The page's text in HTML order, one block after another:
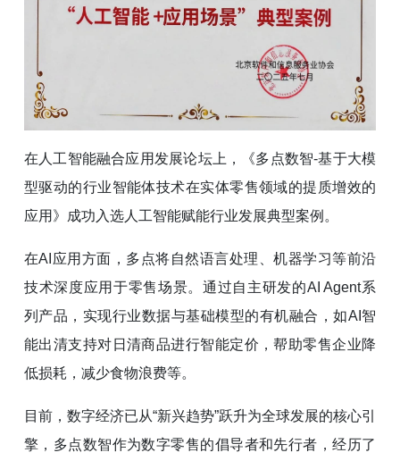
在人工智能融合应用发展论坛上，《多点数智-基于大模
型驱动的行业智能体技术在实体零售领域的提质增效的
应用》成功入选人工智能赋能行业发展典型案例。
在AI应用方面，多点将自然语言处理、机器学习等前沿
技术深度应用于零售场景。通过自主研发的AI Agent系
列产品，实现行业数据与基础模型的有机融合，如AI智
能出清支持对日清商品进行智能定价，帮助零售企业降
低损耗，减少食物浪费等。
目前，数字经济已从“新兴趋势”跃升为全球发展的核心引
擎，多点数智作为数字零售的倡导者和先行者，经历了